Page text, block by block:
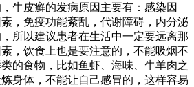
牛皮癣的发病原因主要有：感染因
，免疫功能紊乱，代谢障碍，内分泌
所以建议患者在生活中一定要远离那
，饮食上也是要注意的，不能吸烟不
的食物，比如鱼虾、海味、牛羊肉之
身体，不能让自己感冒的，这样容易